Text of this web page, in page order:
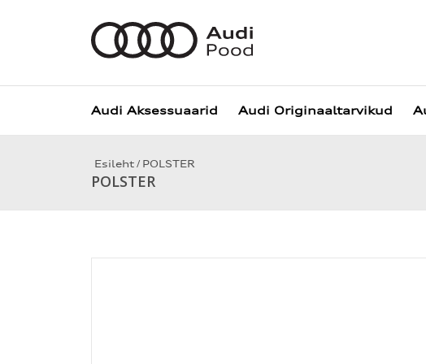
Audi Aksessuaarid Audi Originaaltarvikud
Esileht / POLSTER
POLSTER